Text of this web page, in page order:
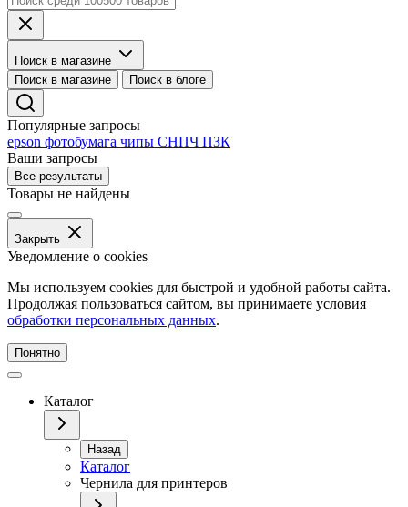
Поиск в магазине
Поиск в магазине
Поиск в блоге
Популярные запросы
epson фотобумага чипы СНПЧ ПЗК
Ваши запросы
Все результаты
Товары не найдены
Закрыть
Уведомление о cookies
Мы используем cookies для быстрой и удобной работы сайта.
Продолжая пользоваться сайтом, вы принимаете условия
обработки персональных данных.
Понятно
Каталог
Назад
Каталог
Чернила для принтеров